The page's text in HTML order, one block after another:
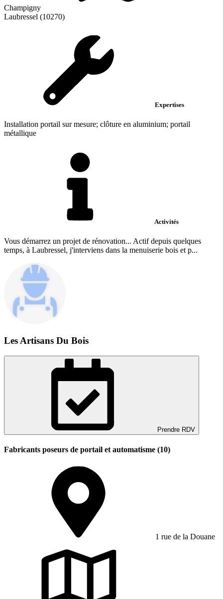
Champigny
Laubressel (10270)
Expertises
Installation portail sur mesure; clôture en aluminium; portail
métallique
Activités
Vous démarrez un projet de rénovation... Actif depuis quelques
temps, à Laubressel, j'interviens dans la menuiserie bois et p...
Les Artisans Du Bois
Prendre RDV
Fabricants poseurs de portail et automatisme (10)
1 rue de la Douane